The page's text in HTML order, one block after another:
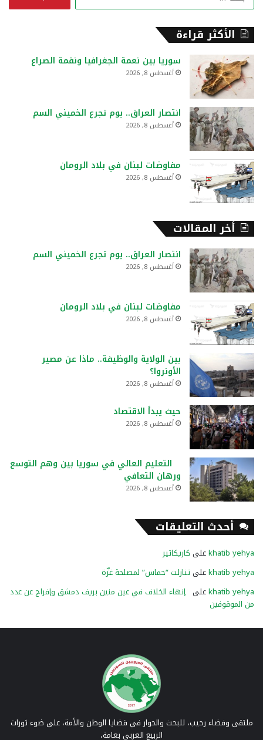
ن
الأكثر قراءة
سوريا بين نعمة الجغرافيا ونقمة الصراع
أغسطس 8, 2026
انتصار العراق.. يوم تجرع الخميني السم
أغسطس 8, 2026
مفاوضات لبنان في بلاد الرومان
أغسطس 8, 2026
أخر المقالات
انتصار العراق.. يوم تجرع الخميني السم
أغسطس 8, 2026
مفاوضات لبنان في بلاد الرومان
أغسطس 8, 2026
بين الولاية والوظيفة.. ماذا عن مصير
الأونروا؟
أغسطس 8, 2026
حيث يبدأ الاقتصاد
أغسطس 8, 2026
التعليم العالي في سوريا بين وهم التوسع
ورهان التعافي
أغسطس 8, 2026
أحدث التعليقات
khatib yehyaعلى كاريكاتير
khatib yehyaعلى تنازلت “حماس” لمصلحة غزّة
khatib yehyaعلى إنهاء الخلاف في عين منين بريف دمشق وإفراج عن عدد
من الموقوفين
ملتقى وفضاء رحيب، للبحث والحوار في قضايا الوطن والأمة، على ضوء ثورات
الربيع العربي بعامة،